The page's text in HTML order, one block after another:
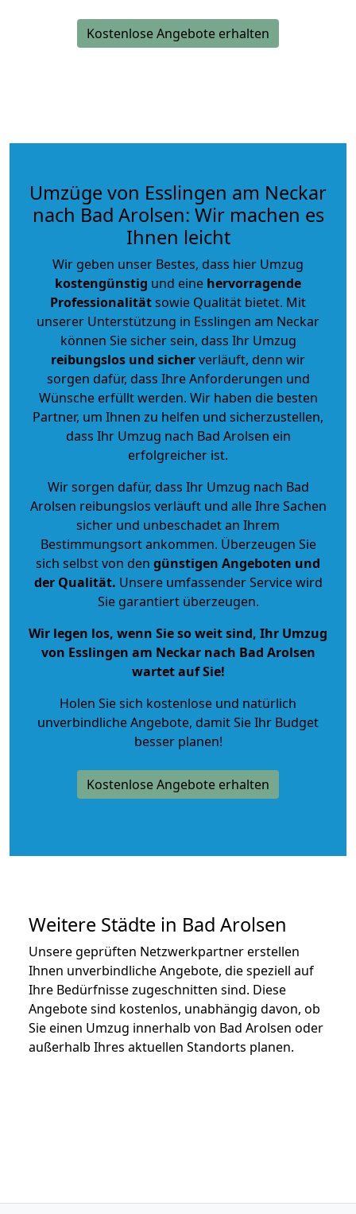
Kostenlose Angebote erhalten
Umzüge von Esslingen am Neckar
nach Bad Arolsen: Wir machen es
Ihnen leicht
Wir geben unser Bestes, dass hier Umzug
kostengünstig und eine hervorragende
Professionalitätsowie Qualität bietet. Mit
unserer Unterstützung in Esslingen am Neckar
können Sie sicher sein, dass Ihr Umzug
reibungslos und sicherverläuft, denn wir
sorgen dafür, dass Ihre Anforderungen und
Wünsche erfüllt werden. Wir haben die besten
Partner, um Ihnen zu helfen und sicherzustellen,
dass Ihr Umzug nach Bad Arolsen ein
erfolgreicher ist.
Wir sorgen dafür, dass Ihr Umzug nach Bad
Arolsen reibungslos verläuft und alle Ihre Sachen
sicher und unbeschadet an Ihrem
Bestimmungsort ankommen. Überzeugen Sie
sich selbst von den günstigen Angeboten und
der Qualität. Unsere umfassender Service wird
Sie garantiert überzeugen.
Wir legen los, wenn Sie so weit sind, Ihr Umzug
von Esslingen am Neckar nach Bad Arolsen
wartet auf Sie!
Holen Sie sich kostenlose und natürlich
unverbindliche Angebote, damit Sie Ihr Budget
besser planen!
Kostenlose Angebote erhalten
Weitere Städte in Bad Arolsen
Unsere geprüften Netzwerkpartner erstellen
Ihnen unverbindliche Angebote, die speziell auf
Ihre Bedürfnisse zugeschnitten sind. Diese
Angebote sind kostenlos, unabhängig davon, ob
Sie einen Umzug innerhalb von Bad Arolsen oder
außerhalb Ihres aktuellen Standorts planen.